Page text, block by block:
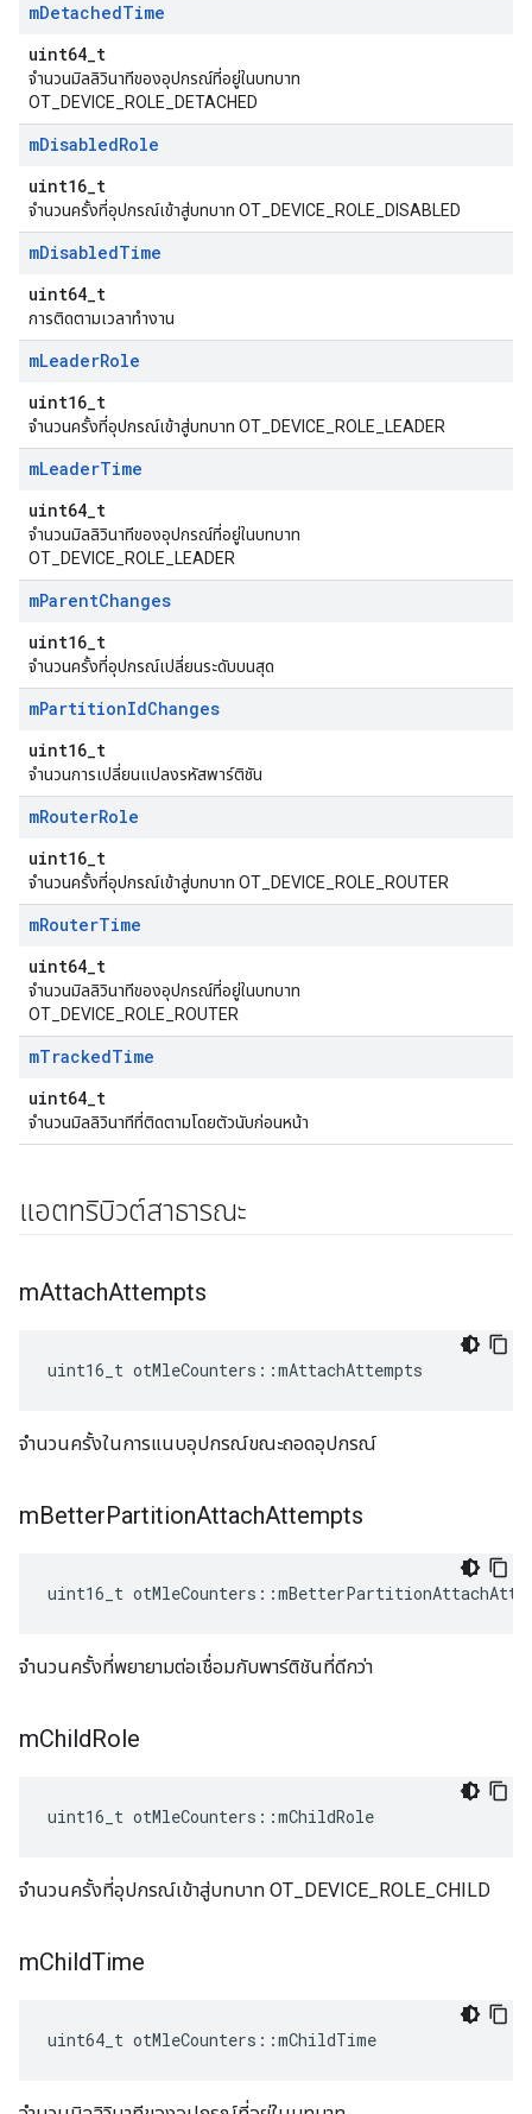
mDetachedTime
uint64_t
จำนวนมิลลิวินาทีของอุปกรณ์ที่อยู่ในบทบาท
OT_DEVICE_ROLE_DETACHED
mDisabledRole
uint16_t
จำนวนครั้งที่อุปกรณ์เข้าสู่บทบาท OT_DEVICE_ROLE_DISABLED
mDisabledTime
uint64_t
การติดตามเวลาทำงาน
mLeaderRole
uint16_t
จำนวนครั้งที่อุปกรณ์เข้าสู่บทบาท OT_DEVICE_ROLE_LEADER
mLeaderTime
uint64_t
จำนวนมิลลิวินาทีของอุปกรณ์ที่อยู่ในบทบาท
OT_DEVICE_ROLE_LEADER
mParentChanges
uint16_t
จำนวนครั้งที่อุปกรณ์เปลี่ยนระดับบนสุด
mPartitionIdChanges
uint16_t
จำนวนการเปลี่ยนแปลงรหัสพาร์ติชัน
mRouterRole
uint16_t
จำนวนครั้งที่อุปกรณ์เข้าสู่บทบาท OT_DEVICE_ROLE_ROUTER
mRouterTime
uint64_t
จำนวนมิลลิวินาทีของอุปกรณ์ที่อยู่ในบทบาท
OT_DEVICE_ROLE_ROUTER
mTrackedTime
uint64_t
จำนวนมิลลิวินาทีที่ติดตามโดยตัวนับก่อนหน้า
แอตทริบิวต์สาธารณะ
mAttachAttempts
uint16_t otMleCounters ::mAttachAttempts
จำนวนครั้งในการแนบอุปกรณ์ขณะถอดอุปกรณ์
mBetterPartitionAttachAttempts
uint16_t otMleCounters ::
จำนวนครั้งที่พยายามต่อเชื่อมกับพาร์ติชันที่ดีกว่า
mChildRole
uint16_t otMleCounters ::mChildRole
จำนวนครั้งที่อุปกรณ์เข้าสู่บทบาท OT_DEVICE_ROLE_CHILD
mChildTime
uint64_t otMleCounters ::mChildTime